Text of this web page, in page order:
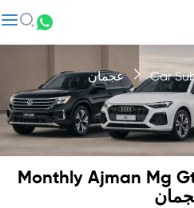
Car عجمان
Monthly Ajman Mg